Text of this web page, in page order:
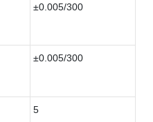
±0.005/300
±0.005/300
5